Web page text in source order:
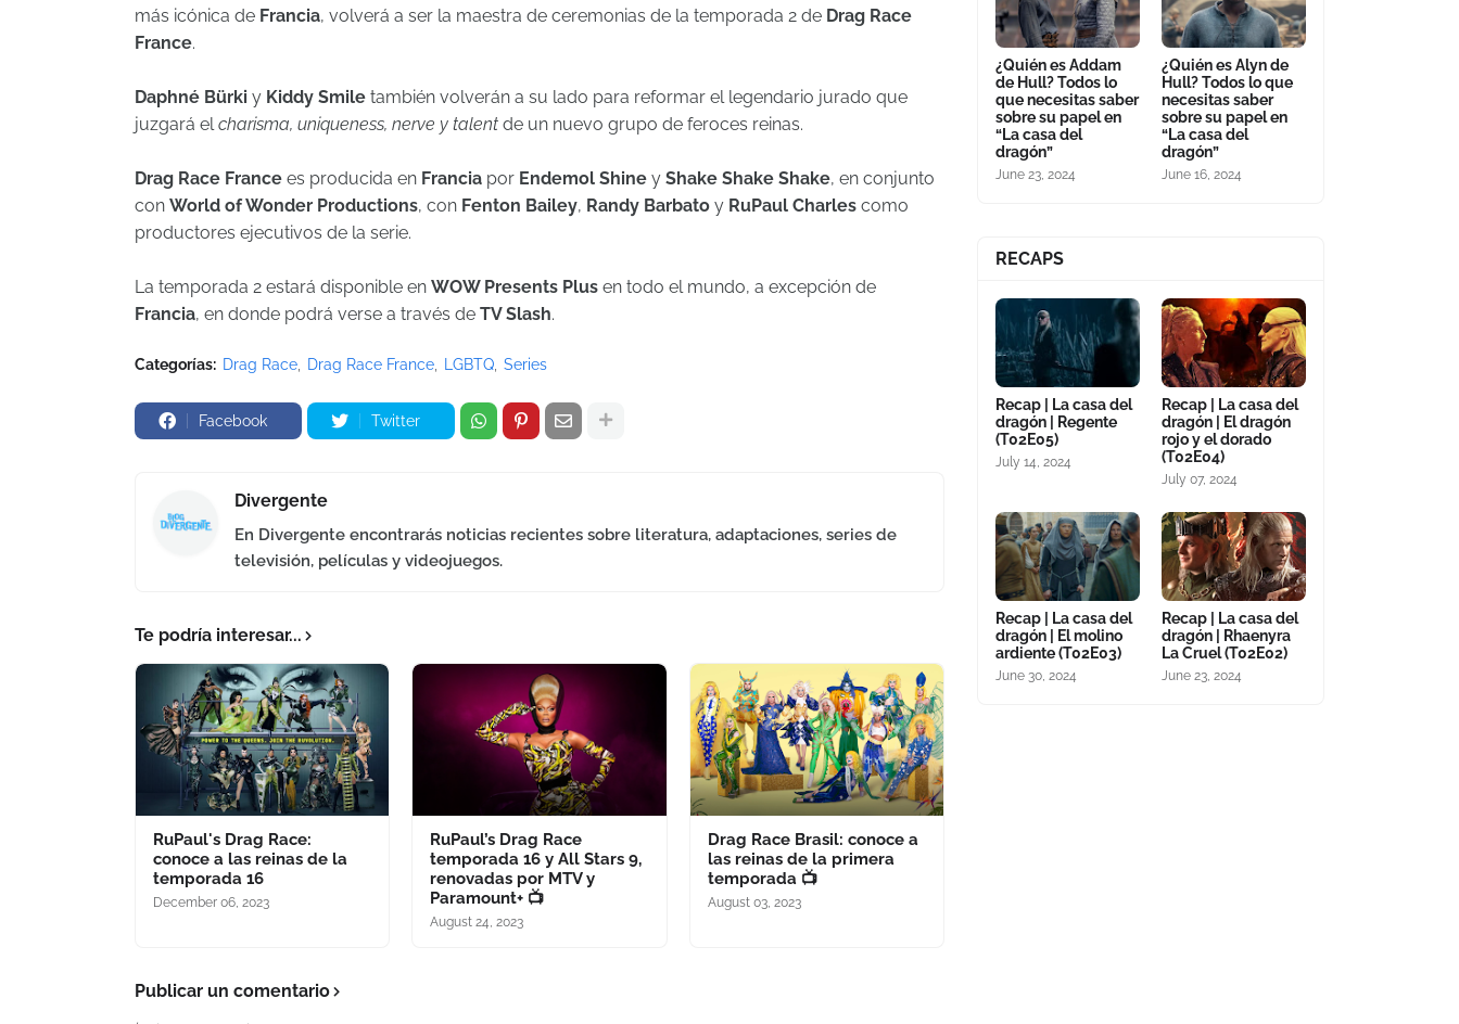
más icónica de Francia, volverá a ser la maestra de ceremonias de la temporada 2 de Drag Race
France.
Daphné Bürki y Kiddy Smile también volverán a su lado para reformar el legendario jurado que
juzgará el charisma, uniqueness, nerve y talent de un nuevo grupo de feroces reinas.
Drag Race France es producida en Francia por Endemol Shine y Shake Shake Shake, en conjunto
con World of Wonder Productions, con Fenton Bailey, Randy Barbato y RuPaul Charles como
productores ejecutivos de la serie.
La temporada 2 estará disponible en WOW Presents Plus en todo el mundo, a excepción de
Francia, en donde podrá verse a través de TV Slash.
Categorías: Drag Race Drag Race France LGBTQ Series
Facebook Twitter
Divergente
En Divergente encontrarás noticias recientes sobre literatura, adaptaciones, series de
televisión, películas y videojuegos.
Te podría interesar...
RuPaul's Drag Race:
conoce a las reinas de la
temporada 16
December 06, 2023
RuPaul’s Drag Race
temporada 16 y All Stars 9,
renovadas por MTV y
Paramount+ 📺
August 24, 2023
Drag Race Brasil: conoce a
las reinas de la primera
temporada 📺
August 03, 2023
Publicar un comentario
¿Quién es Addam
de Hull? Todos lo
que necesitas saber
sobre su papel en
“La casa del
dragón”
June 23, 2024
¿Quién es Alyn de
Hull? Todos lo que
necesitas saber
sobre su papel en
“La casa del
dragón”
June 16, 2024
RECAPS
Recap | La casa del
dragón | Regente
(T02E05)
July 14, 2024
Recap | La casa del
dragón | El dragón
rojo y el dorado
(T02E04)
July 07, 2024
Recap | La casa del
dragón | El molino
ardiente (T02E03)
June 30, 2024
Recap | La casa del
dragón | Rhaenyra
La Cruel (T02E02)
June 23, 2024